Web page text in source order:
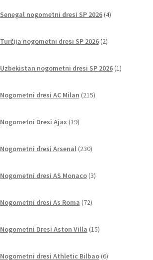
Senegal nogometni dresi SP 2026 4izdelki
Turčija nogometni dresi SP 2026 2izdelka
Uzbekistan nogometni dresi SP 2026 1izdelek
Nogometni dresi AC Milan 215izdelkov
Nogometni Dresi Ajax 19izdelkov
Nogometni dresi Arsenal 230izdelkov
Nogometni dresi AS Monaco 3izdelki
Nogometni dresi As Roma 72izdelkov
Nogometni Dresi Aston Villa 15izdelkov
Nogometni dresi Athletic Bilbao 6